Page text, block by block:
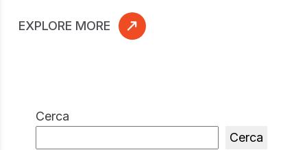
EXPLORE MORE
Cerca
Cerca